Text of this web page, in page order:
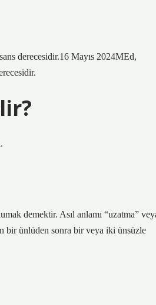
derecesidir.16 Mayıs 2024MEd,
demektir. Asıl anlamı “uzatma”
bir ünlüden sonra bir veya iki ünsüzle